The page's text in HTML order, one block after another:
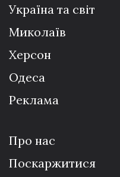
Україна та світ
Миколаїв
Херсон
Одеса
Реклама
Про нас
Поскаржитися